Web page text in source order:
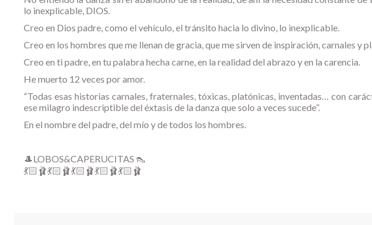
lo inexplicable, DIOS.
Creo en Dios padre, como el vehículo, el tránsito hacia lo divino, lo inexplicable.
Creo en los hombres que me llenan de gracia, que me sirven de inspiración, carnales y
Creo en ti padre, en tu palabra hecha carne, en la realidad del abrazo y en la carencia.
He muerto 12 veces por amor.
“Todas esas historias carnales, fraternales, tóxicas, platónicas, inventadas… con
ese milagro indescriptible del éxtasis de la danza que solo a veces sucede”.
En el nombre del padre, del mío y de todos los hombres.
🎩LOBOS&CAPERUCITAS 👠
💃🏻🩰💃🏻🩰💃🏻🩰💃🏻🩰💃🏻🩰